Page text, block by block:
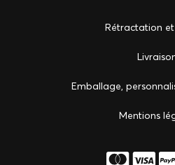
Rétractation
Emballage,
Mentions